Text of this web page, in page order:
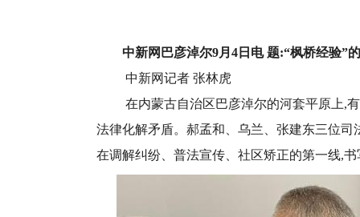
中新网巴彦淖尔9月4日电 题:“枫桥经验”
中新网记者 张林虎
在内蒙古自治区巴彦淖尔的河套平原上,
法律化解矛盾。郝孟和、乌兰、张建东三位
在调解纠纷、普法宣传、社区矫正的第一线,